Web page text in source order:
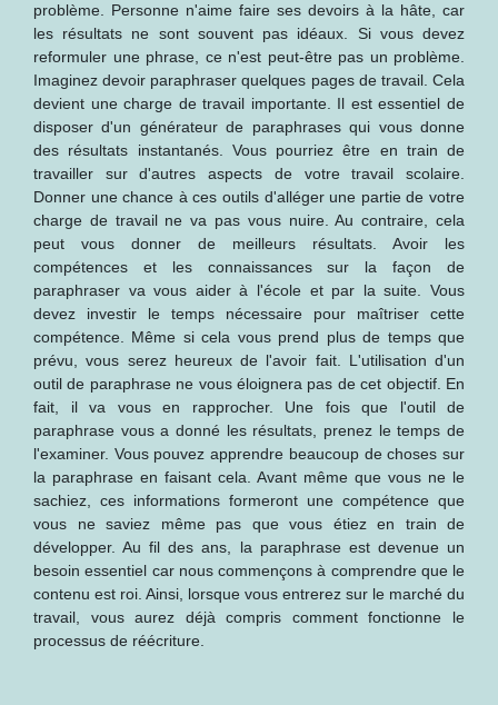
problème. Personne n'aime faire ses devoirs à la hâte, car
les résultats ne sont souvent pas idéaux. Si vous devez
reformuler une phrase, ce n'est peut-être pas un problème.
Imaginez devoir paraphraser quelques pages de travail. Cela
devient une charge de travail importante. Il est essentiel de
disposer d'un générateur de paraphrases qui vous donne
des résultats instantanés. Vous pourriez être en train de
travailler sur d'autres aspects de votre travail scolaire.
Donner une chance à ces outils d'alléger une partie de votre
charge de travail ne va pas vous nuire. Au contraire, cela
peut vous donner de meilleurs résultats. Avoir les
compétences et les connaissances sur la façon de
paraphraser va vous aider à l'école et par la suite. Vous
devez investir le temps nécessaire pour maîtriser cette
compétence. Même si cela vous prend plus de temps que
prévu, vous serez heureux de l'avoir fait. L'utilisation d'un
outil de paraphrase ne vous éloignera pas de cet objectif. En
fait, il va vous en rapprocher. Une fois que l'outil de
paraphrase vous a donné les résultats, prenez le temps de
l'examiner. Vous pouvez apprendre beaucoup de choses sur
la paraphrase en faisant cela. Avant même que vous ne le
sachiez, ces informations formeront une compétence que
vous ne saviez même pas que vous étiez en train de
développer. Au fil des ans, la paraphrase est devenue un
besoin essentiel car nous commençons à comprendre que le
contenu est roi. Ainsi, lorsque vous entrerez sur le marché du
travail, vous aurez déjà compris comment fonctionne le
processus de réécriture.